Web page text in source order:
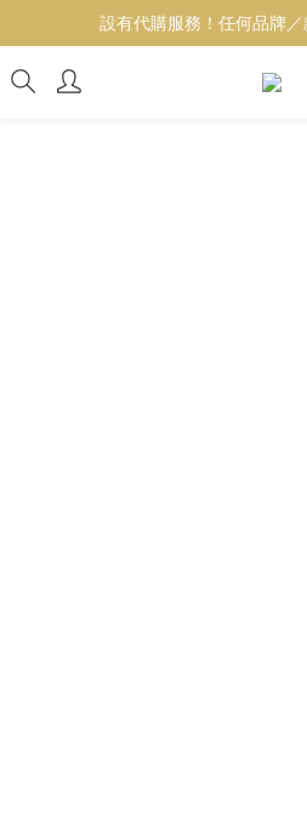
全店100％正貨保證，實體
設有代購服務！任何品牌
全店100％正貨保證，實